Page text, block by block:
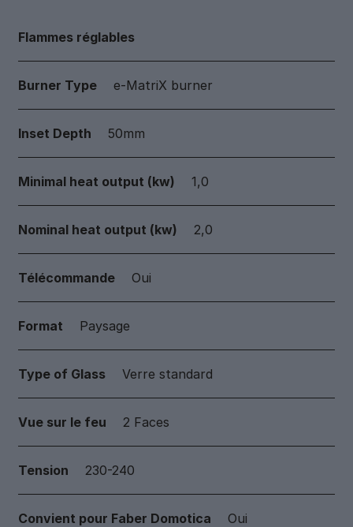
Flammes réglables
Burner Type e-MatriX burner
Inset Depth 50mm
Minimal heat output (kw) 1,0
Nominal heat output (kw) 2,0
Télécommande Oui
Format Paysage
Type of Glass Verre standard
Vue sur le feu 2 Faces
Tension 230-240
Convient pour Faber Domotica Oui